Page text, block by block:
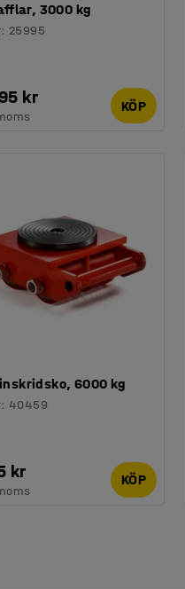
3000 kg
: 25995
kr KÖP
6000 kg
: 40459
kr KÖP